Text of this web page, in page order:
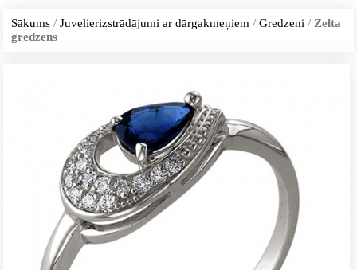
Sākums /Juvelierizstrādājumi ar dārgakmeņiem /Gredzeni / Zelta
gredzens